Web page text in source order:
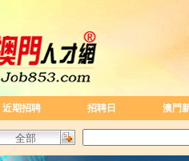
近期招聘 招聘日 澳門